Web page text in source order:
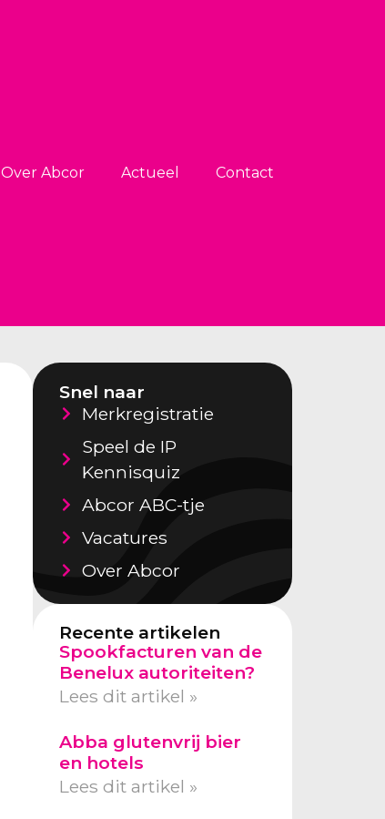
Over Abcor Actueel Contact
Snel naar
Merkregistratie
Speel de IP
Kennisquiz
Abcor ABC-tje
Vacatures
Over Abcor
Recente artikelen
Spookfacturen van de
Benelux autoriteiten?
Lees dit artikel »
Abba glutenvrij bier
en hotels
Lees dit artikel »